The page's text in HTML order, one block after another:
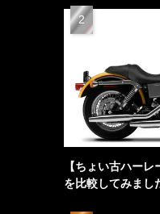
【ちょい古ハー
を比較してみまし